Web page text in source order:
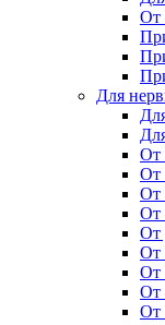
От
Для
От
От
От
От
От
От
От
От
От